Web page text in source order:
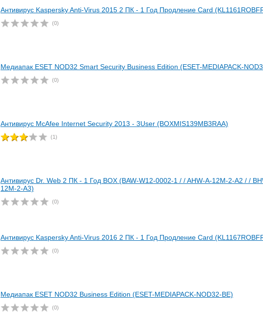
Антивирус Kaspersky Anti-Virus 2015 2 ПК - 1 Год Продление Card
(0)
Медиапак ESET NOD32 Smart Security Business Edition (ESET-MEDIAPACK-
(0)
Антивирус McAfee Internet Security 2013 - 3User (BOXMIS139MB3RAA)
(1)
Антивирус Dr. Web 2 ПК - 1 Год BOX (BAW-W12-0002-1 / / AHW-A-12M-2-A2 / /
12M-2-A3)
(0)
Антивирус Kaspersky Anti-Virus 2016 2 ПК - 1 Год Продление Card
(0)
Медиапак ESET NOD32 Business Edition (ESET-MEDIAPACK-NOD32-BE)
(0)